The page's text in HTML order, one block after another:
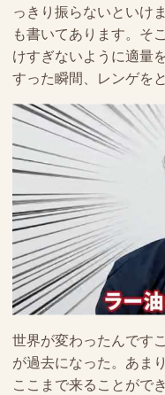
っきり振らないといけ
も書いてあります。そ
けすぎないように適量
すった瞬間、レンゲを
世界が変わったんです
が過去になった。あま
ここまで来ることがで